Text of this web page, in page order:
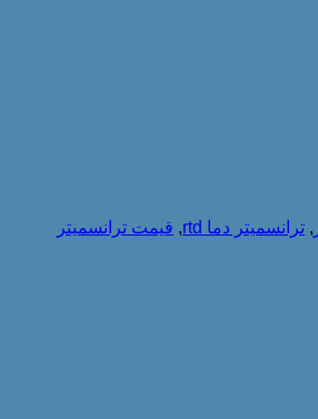
, ترانسمیتر دما rtd , قیمت ترانسمیتر